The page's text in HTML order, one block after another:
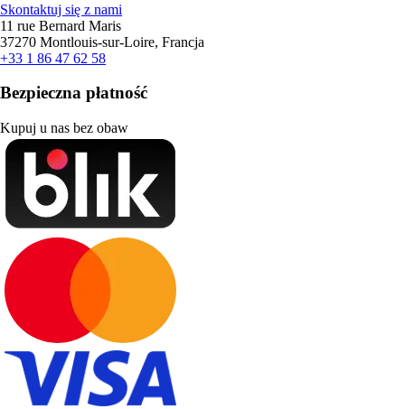
Skontaktuj się z nami
11 rue Bernard Maris
37270 Montlouis-sur-Loire, Francja
+33 1 86 47 62 58
Bezpieczna płatność
Kupuj u nas bez obaw